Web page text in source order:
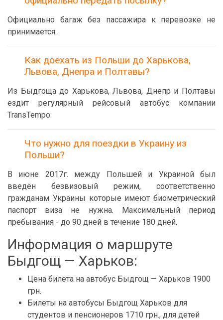
Официально багаж без пассажира к перевозке не
принимается.
Как доехать из Польши до Харькова,
Львова, Днепра и Полтавы?
Из Быдгоща до Харькова, Львова, Днепр и Полтавы
ездит регулярный рейсовый автобус компании
TransTempo.
Что нужно для поездки в Украину из
Польши?
В июне 2017г. между Польшей и Украиной был
введён безвизовый режим, соответственно
гражданам Украины которые имеют биометрический
паспорт виза не нужна. Максимальный период
пребывания - до 90 дней в течение 180 дней.
Информация о маршруте
Быдгощ — Харьков:
Цена билета на автобус Быдгощ — Харьков 1900
грн.
Билеты на автобусы Быдгощ Харьков для
студентов и пенсионеров 1710 грн., для детей